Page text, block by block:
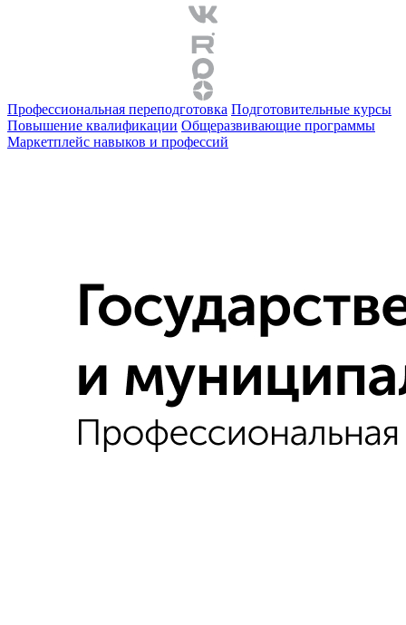
Профессиональная переподготовка Подготовительные курсы
Повышение квалификации Общеразвивающие программы
Маркетплейс навыков и профессий